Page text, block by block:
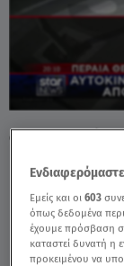
Κατάστημα -
Εμείς και οι603
όπως δεδομένα
έχουμε πρόσβαση
καταστεί δυνατή η
προκειμένου να